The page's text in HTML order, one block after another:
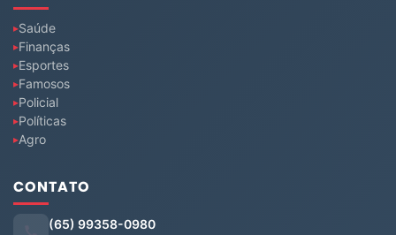
Saúde
Finanças
Esportes
Famosos
Policial
Políticas
Agro
CONTATO
(65) 99358-0980